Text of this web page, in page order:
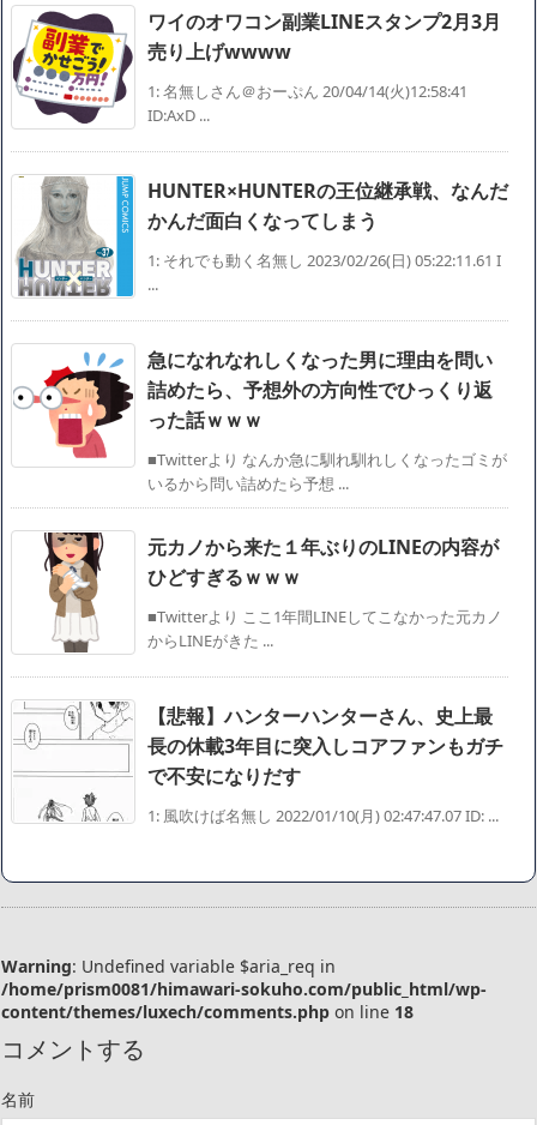
ワイのオワコン副業LINEスタンプ2月3月
売り上げwwww
1: 名無しさん＠おーぷん 20/04/14(火)12:58:41
ID:AxD ...
HUNTER×HUNTERの王位継承戦、なんだ
かんだ面白くなってしまう
1: それでも動く名無し 2023/02/26(日) 05:22:11.61 I
...
急になれなれしくなった男に理由を問い
詰めたら、予想外の方向性でひっくり返
った話ｗｗｗ
■Twitterより なんか急に馴れ馴れしくなったゴミが
いるから問い詰めたら予想 ...
元カノから来た１年ぶりのLINEの内容が
ひどすぎるｗｗｗ
■Twitterより ここ1年間LINEしてこなかった元カノ
からLINEがきた ...
【悲報】ハンターハンターさん、史上最
長の休載3年目に突入しコアファンもガチ
で不安になりだす
1: 風吹けば名無し 2022/01/10(月) 02:47:47.07 ID: ...
Warning: Undefined variable $aria_req in
/home/prism0081/himawari-sokuho.com/public_html/wp-
content/themes/luxech/comments.php on line 18
コメントする
名前